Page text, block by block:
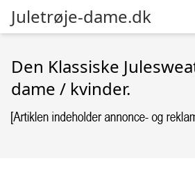
Juletrøje-dame.dk
Den Klassiske
dame / kvinder.